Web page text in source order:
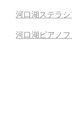
河口湖ステラ
河口湖ピアノ